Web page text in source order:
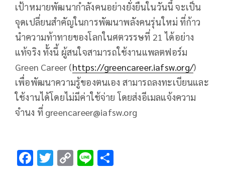
เป้าหมายพัฒนากำลังคนอย่างยั่งยืนในวันนี้ จะเป็น
จุดเปลี่ยนสำคัญในการพัฒนาพลังคนรุ่นใหม่ ที่ก้าว
นำความท้าทายของโลกในศตวรรษที่ 21 ได้อย่าง
แท้จริง ทั้งนี้ ผู้สนใจสามารถใช้งานแพลตฟอร์ม
Green Career (https://greencareer.iafsw.org/)
เพื่อพัฒนาความรู้ของตนเอง สามารถลงทะเบียนและ
ใช้งานได้โดยไม่มีค่าใช้จ่าย โดยส่งอีเมลแจ้งความ
จำนง ที่ greencareer@iafsw.org
F T C Li